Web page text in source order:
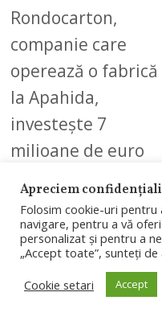
Rondocarton,
companie care
operează o fabrică
la Apahida,
investește 7
milioane de euro
în prima etapă a
unui sistem de
automatizare a…
Apreciem
Folosim cookie-uri
navigare, pentru a vă
personalizat și pentru a
„Accept toate”, sunteți
Cookie setari
Accept